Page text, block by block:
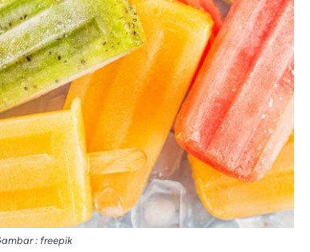
: freepik